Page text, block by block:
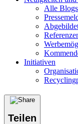
Alle Blogs
Initiativen
Teilen